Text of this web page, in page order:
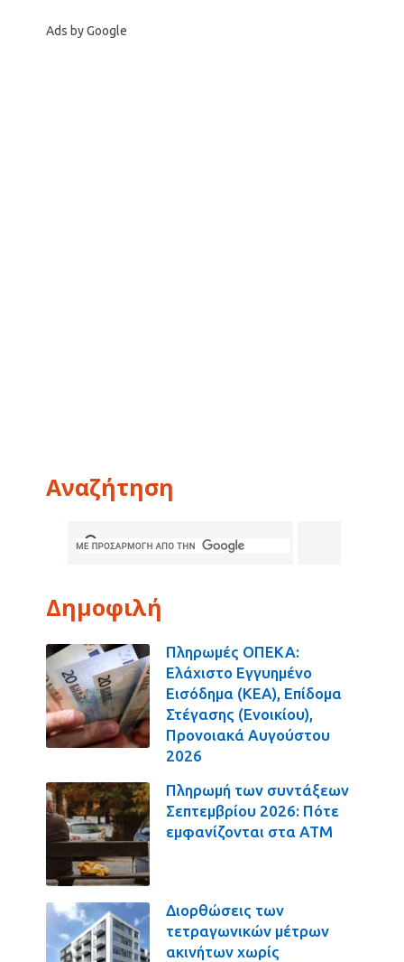
Ads by Google
Αναζήτηση
Δημοφιλή
Πληρωμές ΟΠΕΚΑ:
Ελάχιστο Εγγυημένο
Εισόδημα (ΚΕΑ), Επίδομα
Στέγασης (Ενοικίου),
Προνοιακά Αυγούστου
2026
Πληρωμή των συντάξεων
Σεπτεμβρίου 2026: Πότε
εμφανίζονται στα ΑΤΜ
Διορθώσεις των
τετραγωνικών μέτρων
ακινήτων χωρίς